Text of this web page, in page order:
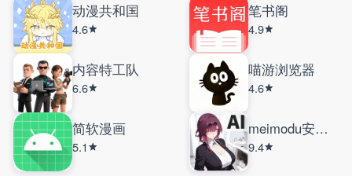
动漫共和国
4.6
笔书阁
4.9
内容特工队
6.6
喵游浏览器
4.6
简软漫画
5.1
meimodu安卓版
9.4